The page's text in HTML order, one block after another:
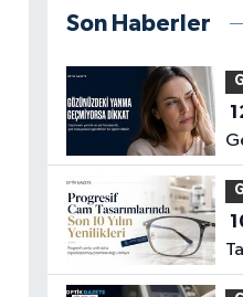
Son Haberler